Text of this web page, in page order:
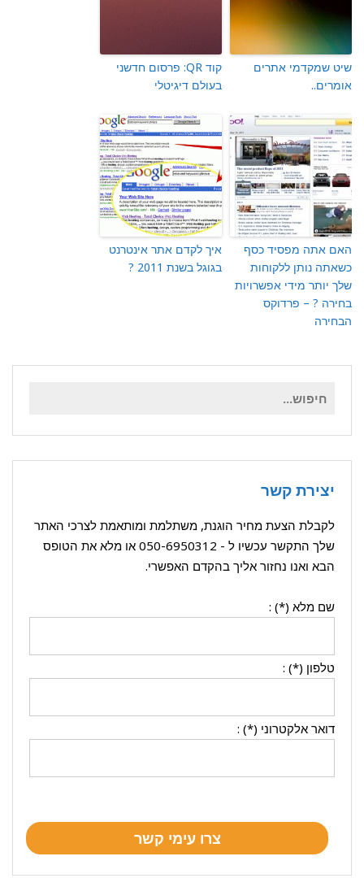
שיט שמקדמי אתרים
אומרים..
קוד QR: פרסום חדשני
בעולם דיגיטלי
האם אתה מפסיד כסף
כשאתה נותן ללקוחות
שלך יותר מידי אפשרויות
בחירה ? – פרדוקס
הבחירה
איך לקדם אתר אינטרנט
בגוגל בשנת 2011 ?
יצירת קשר
לקבלת הצעת מחיר הוגנת, משתלמת ומותאמת לצרכי האתר
שלך התקשר עכשיו ל - 050-6950312 או מלא את הטופס
הבא ואנו נחזור אליך בהקדם האפשרי.
שם מלא (*) :
טלפון (*) :
דואר אלקטרוני (*) :